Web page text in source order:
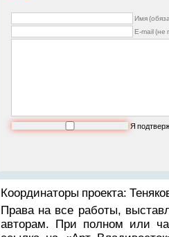
Имя
E-mail (не
Я
Координаторы проекта:
Права на все работы,
авторам. При полном или